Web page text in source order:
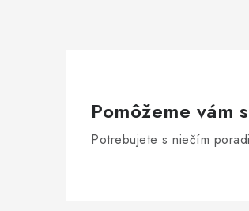
Pomôžeme vám
Potrebujete s niečím